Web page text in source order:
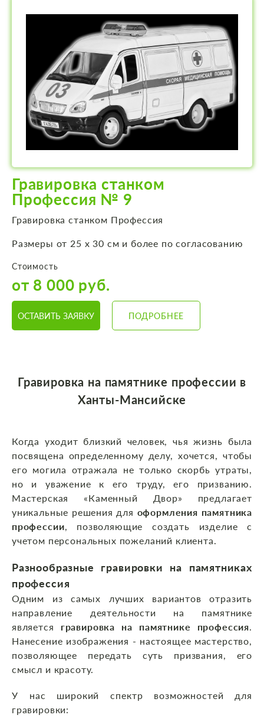
Гравировка станком
Профессия № 9
Гравировка станком Профессия
Размеры от 25 х 30 см и более по согласованию
Стоимость
от 8 000 руб.
ОСТАВИТЬ ЗАЯВКУ ПОДРОБНЕЕ
Гравировка на памятнике профессии в
Ханты-Мансийске
Когда уходит близкий человек, чья жизнь была
посвящена определенному делу, хочется, чтобы
его могила отражала не только скорбь утраты,
но и уважение к его труду, его призванию.
Мастерская «Каменный Двор» предлагает
уникальные решения для оформления памятника
профессии, позволяющие создать изделие с
учетом персональных пожеланий клиента.
Разнообразные гравировки на памятниках
профессия
Одним из самых лучших вариантов отразить
направление деятельности на памятнике
является гравировка на памятнике профессия.
Нанесение изображения - настоящее мастерство,
позволяющее передать суть призвания, его
смысл и красоту.
У нас широкий спектр возможностей для
гравировки: